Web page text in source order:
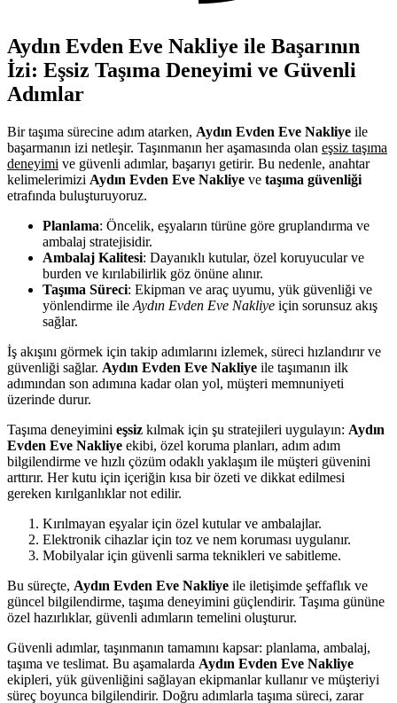
Aydın Evden Eve Nakliye ile Başarının
İzi: Eşsiz Taşıma Deneyimi ve Güvenli
Adımlar
Bir taşıma sürecine adım atarken, Aydın Evden Eve Nakliye ile
başarmanın izi netleşir. Taşınmanın her aşamasında olan eşsiz taşıma
deneyimi ve güvenli adımlar, başarıyı getirir. Bu nedenle, anahtar
kelimelerimizi Aydın Evden Eve Nakliye ve taşıma güvenliği
etrafında buluşturuyoruz.
Planlama: Öncelik, eşyaların türüne göre gruplandırma ve
ambalaj stratejisidir.
Ambalaj Kalitesi: Dayanıklı kutular, özel koruyucular ve
burden ve kırılabilirlik göz önüne alınır.
Taşıma Süreci: Ekipman ve araç uyumu, yük güvenliği ve
yönlendirme ile Aydın Evden Eve Nakliye için sorunsuz akış
sağlar.
İş akışını görmek için takip adımlarını izlemek, süreci hızlandırır ve
güvenliği sağlar. Aydın Evden Eve Nakliye ile taşımanın ilk
adımından son adımına kadar olan yol, müşteri memnuniyeti
üzerinde durur.
Taşıma deneyimini eşsiz kılmak için şu stratejileri uygulayın: Aydın
Evden Eve Nakliye ekibi, özel koruma planları, adım adım
bilgilendirme ve hızlı çözüm odaklı yaklaşım ile müşteri güvenini
arttırır. Her kutu için içeriğin kısa bir özeti ve dikkat edilmesi
gereken kırılganlıklar not edilir.
Kırılmayan eşyalar için özel kutular ve ambalajlar.
Elektronik cihazlar için toz ve nem koruması uygulanır.
Mobilyalar için güvenli sarma teknikleri ve sabitleme.
Bu süreçte, Aydın Evden Eve Nakliye ile iletişimde şeffaflık ve
güncel bilgilendirme, taşıma deneyimini güçlendirir. Taşıma gününe
özel hazırlıklar, güvenli adımların temelini oluşturur.
Güvenli adımlar, taşınmanın tamamını kapsar: planlama, ambalaj,
taşıma ve teslimat. Bu aşamalarda Aydın Evden Eve Nakliye
ekipleri, yük güvenliğini sağlayan ekipmanlar kullanır ve müşteriyi
süreç boyunca bilgilendirir. Doğru adımlarla taşıma süreci, zarar